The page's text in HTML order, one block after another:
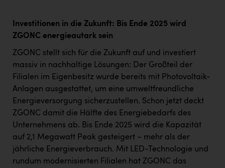
Investitionen in die Zukunft: Bis Ende 2025 wird
ZGONC energieautark sein
ZGONC stellt sich für die Zukunft auf und investiert
massiv in nachhaltige Lösungen: Der Großteil der
Filialen im Eigenbesitz wurde bereits mit Photovoltaik-
Anlagen ausgestattet, um eine umweltfreundliche
Energieversorgung sicherzustellen. Schon jetzt deckt
ZGONC damit die Hälfte des Energiebedarfs des
Unternehmens ab. Bis Ende 2025 wird die Kapazität
auf 2,1 Megawatt Peak gesteigert – mehr als der
jährliche Energieverbrauch. Mit LED-Technologie und
rundum modernisierten Filialen hat ZGONC das